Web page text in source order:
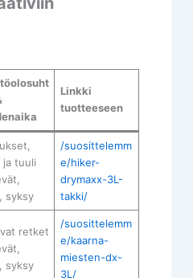
Linkki
tuotteeseen
ja tuuli
syksy
/suosittelemm
e/hiker-
drymaxx-3L-
takki/
retket
syksy
/suosittelemm
e/kaarna-
miesten-dx-
3L/